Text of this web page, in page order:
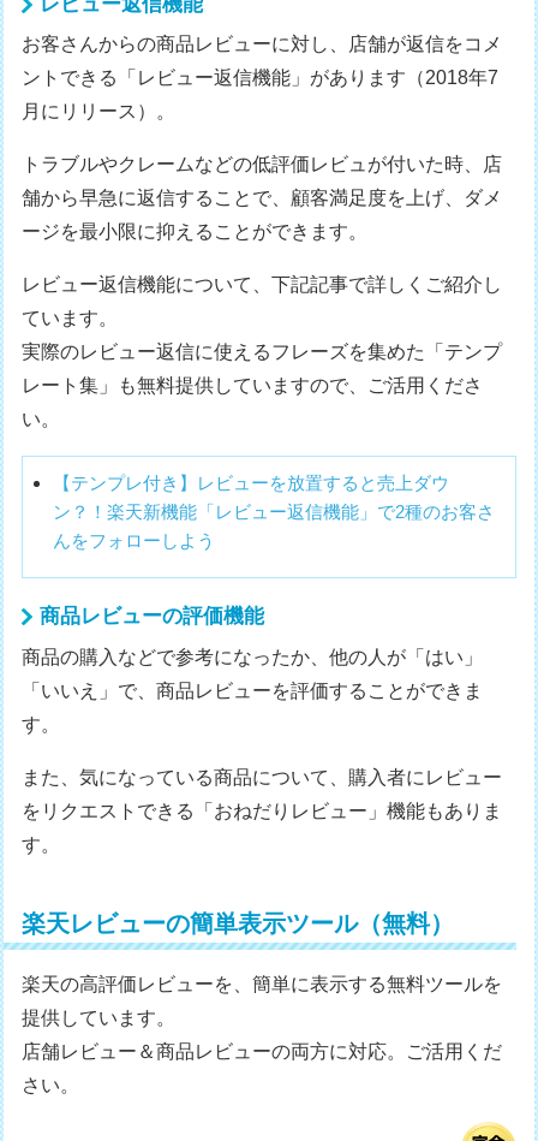
お客さんからの商品レビューに対し、店舗が返信をコメ
ントできる「レビュー返信機能」があります（2018年7
月にリリース）。
トラブルやクレームなどの低評価レビュが付いた時、店
舗から早急に返信することで、顧客満足度を上げ、ダメ
ージを最小限に抑えることができます。
レビュー返信機能について、下記記事で詳しくご紹介し
ています。
実際のレビュー返信に使えるフレーズを集めた「テンプ
レート集」も無料提供していますので、ご活用くださ
い。
【テンプレ付き】レビューを放置すると売上ダウ
ン？！楽天新機能「レビュー返信機能」で2種のお客さ
んをフォローしよう
商品レビューの評価機能
商品の購入などで参考になったか、他の人が「はい」
「いいえ」で、商品レビューを評価することができま
す。
また、気になっている商品について、購入者にレビュー
をリクエストできる「おねだりレビュー」機能もありま
す。
楽天レビューの簡単表示ツール（無料）
楽天の高評価レビューを、簡単に表示する無料ツールを
提供しています。
店舗レビュー＆商品レビューの両方に対応。ご活用くだ
さい。